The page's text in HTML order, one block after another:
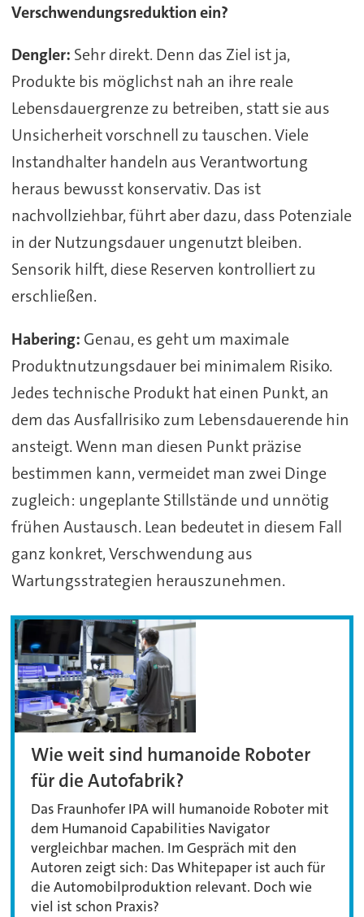
Verschwendungsreduktion ein?
Dengler: Sehr direkt. Denn das Ziel ist ja,
Produkte bis möglichst nah an ihre reale
Lebensdauergrenze zu betreiben, statt sie aus
Unsicherheit vorschnell zu tauschen. Viele
Instandhalter handeln aus Verantwortung
heraus bewusst konservativ. Das ist
nachvollziehbar, führt aber dazu, dass Potenziale
in der Nutzungsdauer ungenutzt bleiben.
Sensorik hilft, diese Reserven kontrolliert zu
erschließen.
Habering: Genau, es geht um maximale
Produktnutzungsdauer bei minimalem Risiko.
Jedes technische Produkt hat einen Punkt, an
dem das Ausfallrisiko zum Lebensdauerende hin
ansteigt. Wenn man diesen Punkt präzise
bestimmen kann, vermeidet man zwei Dinge
zugleich: ungeplante Stillstände und unnötig
frühen Austausch. Lean bedeutet in diesem Fall
ganz konkret, Verschwendung aus
Wartungsstrategien herauszunehmen.
Wie weit sind humanoide Roboter
für die Autofabrik?
Das Fraunhofer IPA will humanoide Roboter mit
dem Humanoid Capabilities Navigator
vergleichbar machen. Im Gespräch mit den
Autoren zeigt sich: Das Whitepaper ist auch für
die Automobilproduktion relevant. Doch wie
viel ist schon Praxis?